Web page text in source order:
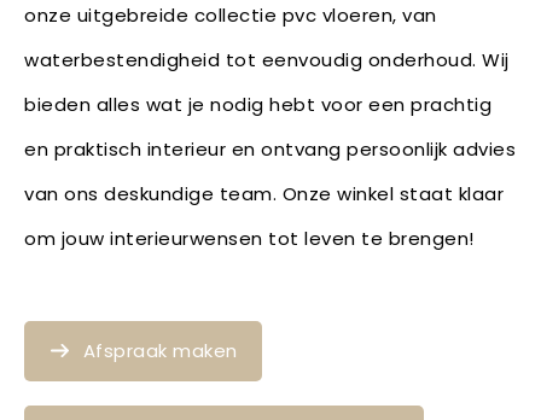
onze uitgebreide collectie pvc vloeren, van
waterbestendigheid tot eenvoudig onderhoud. Wij
bieden alles wat je nodig hebt voor een prachtig
en praktisch interieur en ontvang persoonlijk advies
van ons deskundige team. Onze winkel staat klaar
om jouw interieurwensen tot leven te brengen!
Afspraak maken